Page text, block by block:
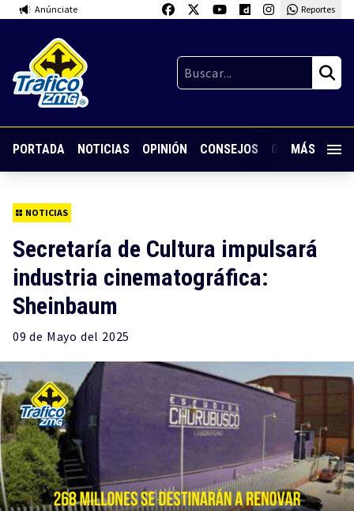
Anúnciate Reportes
PORTADA NOTICIAS OPINIÓN CONSEJOS GUARDIA
MÁS
NOTICIAS
Secretaría de Cultura impulsará
industria cinematográfica:
Sheinbaum
09 de Mayo del 2025